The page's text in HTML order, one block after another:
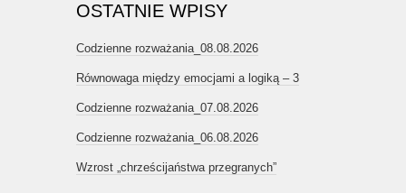
OSTATNIE WPISY
Codzienne rozważania_08.08.2026
Równowaga między emocjami a logiką – 3
Codzienne rozważania_07.08.2026
Codzienne rozważania_06.08.2026
Wzrost „chrześcijaństwa przegranych”